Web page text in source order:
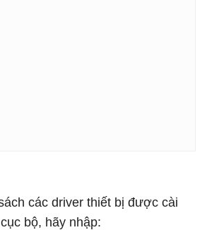
các driver thiết bị được cài
bộ, hãy nhập: